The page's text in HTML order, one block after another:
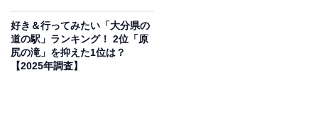
「ヘルシーゾーン」には大人から子どもまで楽しめるア
ップダウンステップ・バランスロードなど10種類の健康
遊具がそろっています。西側（乙津川側）にはテニスコ
好き＆行ってみたい「大分県の
道の駅」ランキング！ 2位「原
尻の滝」を抑えた1位は？
【2025年調査】